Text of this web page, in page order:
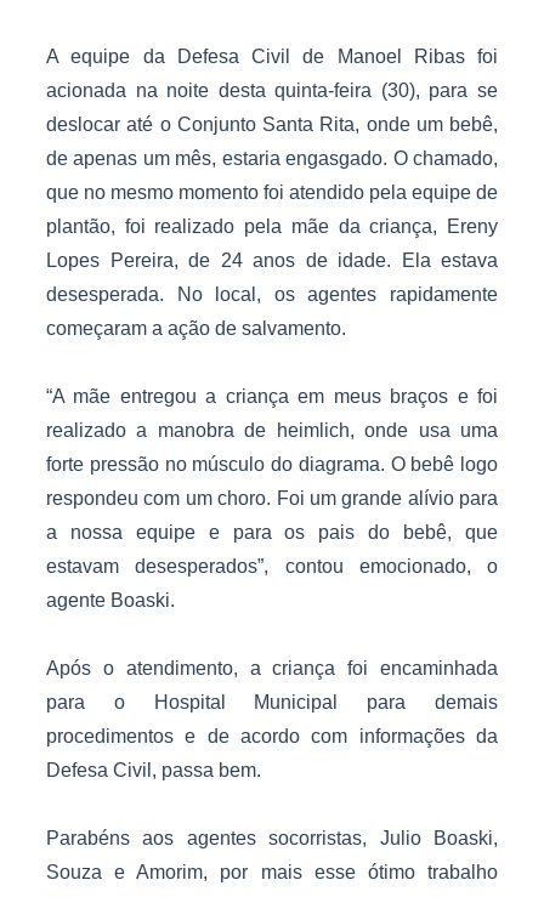
A equipe da Defesa Civil de Manoel Ribas foi
acionada na noite desta quinta-feira (30), para se
deslocar até o Conjunto Santa Rita, onde um bebê,
de apenas um mês, estaria engasgado. O chamado,
que no mesmo momento foi atendido pela equipe de
plantão, foi realizado pela mãe da criança, Ereny
Lopes Pereira, de 24 anos de idade. Ela estava
desesperada. No local, os agentes rapidamente
começaram a ação de salvamento.
“A mãe entregou a criança em meus braços e foi
realizado a manobra de heimlich, onde usa uma
forte pressão no músculo do diagrama. O bebê logo
respondeu com um choro. Foi um grande alívio para
a nossa equipe e para os pais do bebê, que
estavam desesperados”, contou emocionado, o
agente Boaski.
Após o atendimento, a criança foi encaminhada
para o Hospital Municipal para demais
procedimentos e de acordo com informações da
Defesa Civil, passa bem.
Parabéns aos agentes socorristas, Julio Boaski,
Souza e Amorim, por mais esse ótimo trabalho